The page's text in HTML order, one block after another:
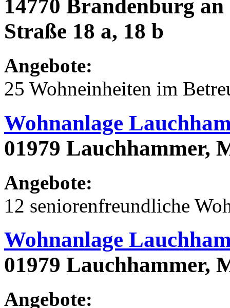
14770 Brandenburg
Straße 18 a, 18 b
Angebote:
25 Wohneinheiten im
Wohnanlage
01979 Lauchhammer,
Angebote:
12 seniorenfreundliche
Wohnanlage
01979 Lauchhammer,
Angebote: